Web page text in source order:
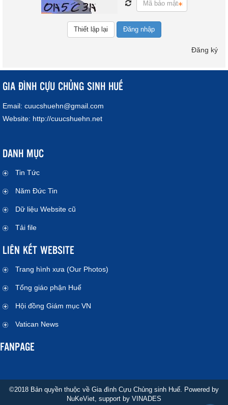
Đăng nhập
Đăng ký
GIA ĐÌNH CỰU CHỦNG SINH HUẾ
Email: cuucshuehn@gmail.com
Website: http://cuucshuehn.net
DANH MỤC
Tin Tức
Năm Đức Tin
Dữ liệu Website cũ
Tải file
LIÊN KẾT WEBSITE
Trang hình xưa (Our Photos)
Tổng giáo phận Huế
Hội đồng Giám mục VN
Vatican News
FANPAGE
©2018 Bản quyền thuộc về Gia đình Cựu Chủng sinh Huế. Powered by
NuKeViet, support by VINADES